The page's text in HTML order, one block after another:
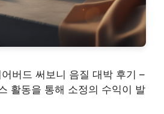
버드 써보니 음질 대박 후기 –
활동을 통해 소정의 수익이 발